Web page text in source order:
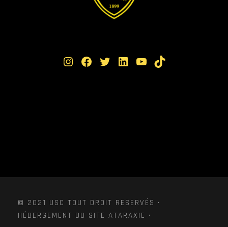
Instagram Facebook Twitter LinkedIn YouTube TikTok
© 2021 USC TOUT DROIT RESERVÉS ·
HÉBERGEMENT DU SITE ATARAXIE ·